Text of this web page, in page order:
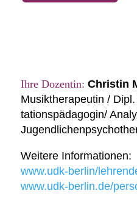
Ihre Dozentin: Christin
Musiktherapeutin /
tationspädagogin/
Weitere Informationen:
www.udk-berlin/
www.udk-berlin.de/